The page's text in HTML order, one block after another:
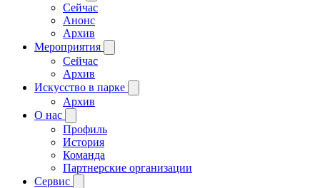
Сейчас
Анонс
Архив
Мероприятия
Сейчас
Архив
Искусство в парке
Архив
О нас
Профиль
История
Команда
Партнерские организации
Сервис